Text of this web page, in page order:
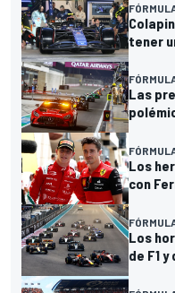
tener
Las
Los
con
Los
de F1